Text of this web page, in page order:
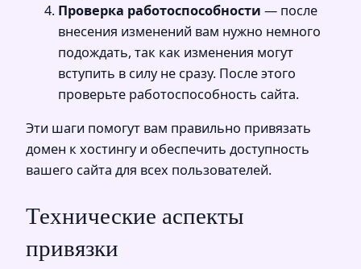
Проверка работоспособности — после
внесения изменений вам нужно немного
подождать, так как изменения могут
вступить в силу не сразу. После этого
проверьте работоспособность сайта.
Эти шаги помогут вам правильно привязать
домен к хостингу и обеспечить доступность
вашего сайта для всех пользователей.
Технические аспекты
привязки